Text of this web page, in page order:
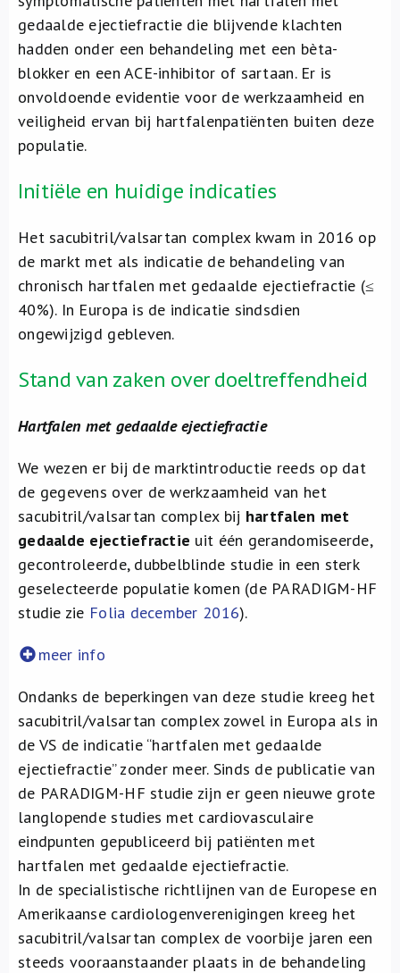
gedaalde ejectiefractie die blijvende klachten
hadden onder een behandeling met een bèta-
blokker en een ACE-inhibitor of sartaan. Er is
onvoldoende evidentie voor de werkzaamheid en
veiligheid ervan bij hartfalenpatiënten buiten deze
populatie.
Initiële en huidige indicaties
Het sacubitril/valsartan complex kwam in 2016 op
de markt met als indicatie de behandeling van
chronisch hartfalen met gedaalde ejectiefractie (≤
40%). In Europa is de indicatie sindsdien
ongewijzigd gebleven.
Stand van zaken over doeltreffendheid
Hartfalen met gedaalde ejectiefractie
We wezen er bij de marktintroductie reeds op dat
de gegevens over de werkzaamheid van het
sacubitril/valsartan complex bij hartfalen met
gedaalde ejectiefractie uit één gerandomiseerde,
gecontroleerde, dubbelblinde studie in een sterk
geselecteerde populatie komen (de PARADIGM-HF
studie zie Folia december 2016).
meer info
Ondanks de beperkingen van deze studie kreeg het
sacubitril/valsartan complex zowel in Europa als in
de VS de indicatie “hartfalen met gedaalde
ejectiefractie” zonder meer. Sinds de publicatie van
de PARADIGM-HF studie zijn er geen nieuwe grote
langlopende studies met cardiovasculaire
eindpunten gepubliceerd bij patiënten met
hartfalen met gedaalde ejectiefractie.
In de specialistische richtlijnen van de Europese en
Amerikaanse cardiologenverenigingen kreeg het
sacubitril/valsartan complex de voorbije jaren een
steeds vooraanstaander plaats in de behandeling